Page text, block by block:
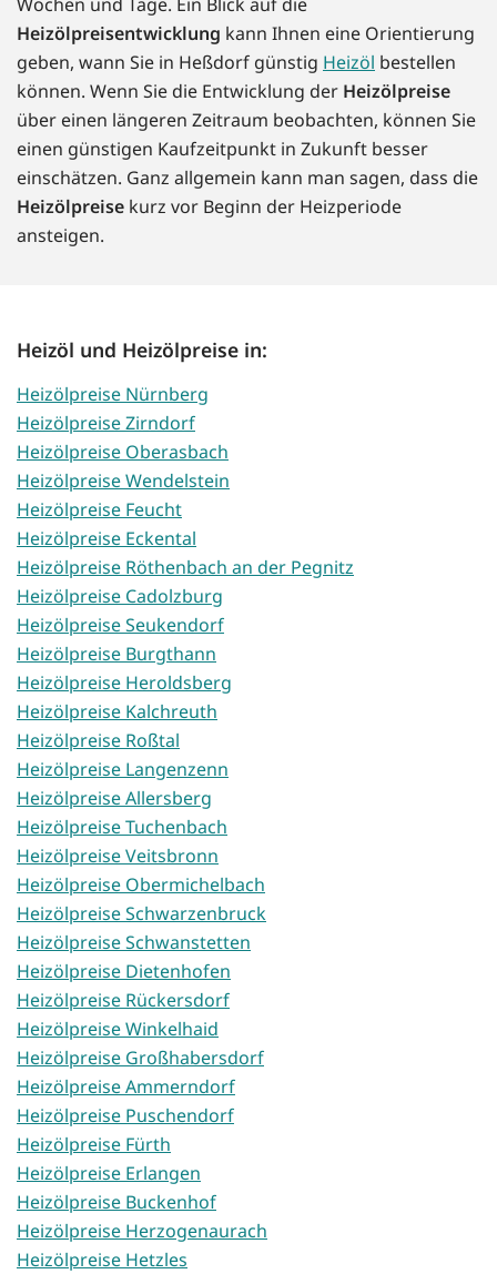
Heizölpreisentwicklung kann Ihnen eine Orientierung
geben, wann Sie in Heßdorf günstig Heizöl bestellen
können. Wenn Sie die Entwicklung der Heizölpreise
über einen längeren Zeitraum beobachten, können Sie
einen günstigen Kaufzeitpunkt in Zukunft besser
einschätzen. Ganz allgemein kann man sagen, dass die
Heizölpreise kurz vor Beginn der Heizperiode
ansteigen.
Heizöl und Heizölpreise in:
Heizölpreise Nürnberg
Heizölpreise Zirndorf
Heizölpreise Oberasbach
Heizölpreise Wendelstein
Heizölpreise Feucht
Heizölpreise Eckental
Heizölpreise Röthenbach an der Pegnitz
Heizölpreise Cadolzburg
Heizölpreise Seukendorf
Heizölpreise Burgthann
Heizölpreise Heroldsberg
Heizölpreise Kalchreuth
Heizölpreise Roßtal
Heizölpreise Langenzenn
Heizölpreise Allersberg
Heizölpreise Tuchenbach
Heizölpreise Veitsbronn
Heizölpreise Obermichelbach
Heizölpreise Schwarzenbruck
Heizölpreise Schwanstetten
Heizölpreise Dietenhofen
Heizölpreise Rückersdorf
Heizölpreise Winkelhaid
Heizölpreise Großhabersdorf
Heizölpreise Ammerndorf
Heizölpreise Puschendorf
Heizölpreise Fürth
Heizölpreise Erlangen
Heizölpreise Buckenhof
Heizölpreise Herzogenaurach
Heizölpreise Hetzles